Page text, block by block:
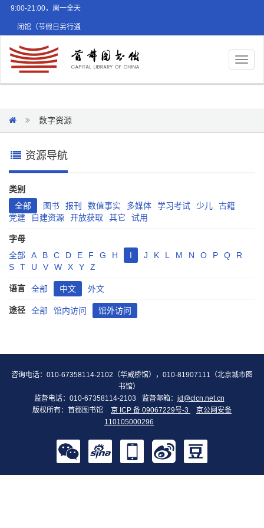
9:00-21:00，周一全天
闭馆（节假日另行通
数字资源
资源导航
类别
全部
图书 报刊 数值事实 多媒体 学习考试 少儿
古籍
党建
自建资源 开放获取 其它 试用
字母
全部
A B C D E F G H I J K L M N O P Q
R
S
T U V W X Y Z
语言 全部 中文 外文
途径 全部 馆内访问 馆外访问
咨询电话：010-67358114-2102（华威桥馆），010-81907111（北京城市图
书馆）
监督电话：010-67358114-2103
监督邮箱： jd@clcn.net.cn
版权所有：首都图书馆
京 ICP 备 09067229号-3
京公网安备
110105000296